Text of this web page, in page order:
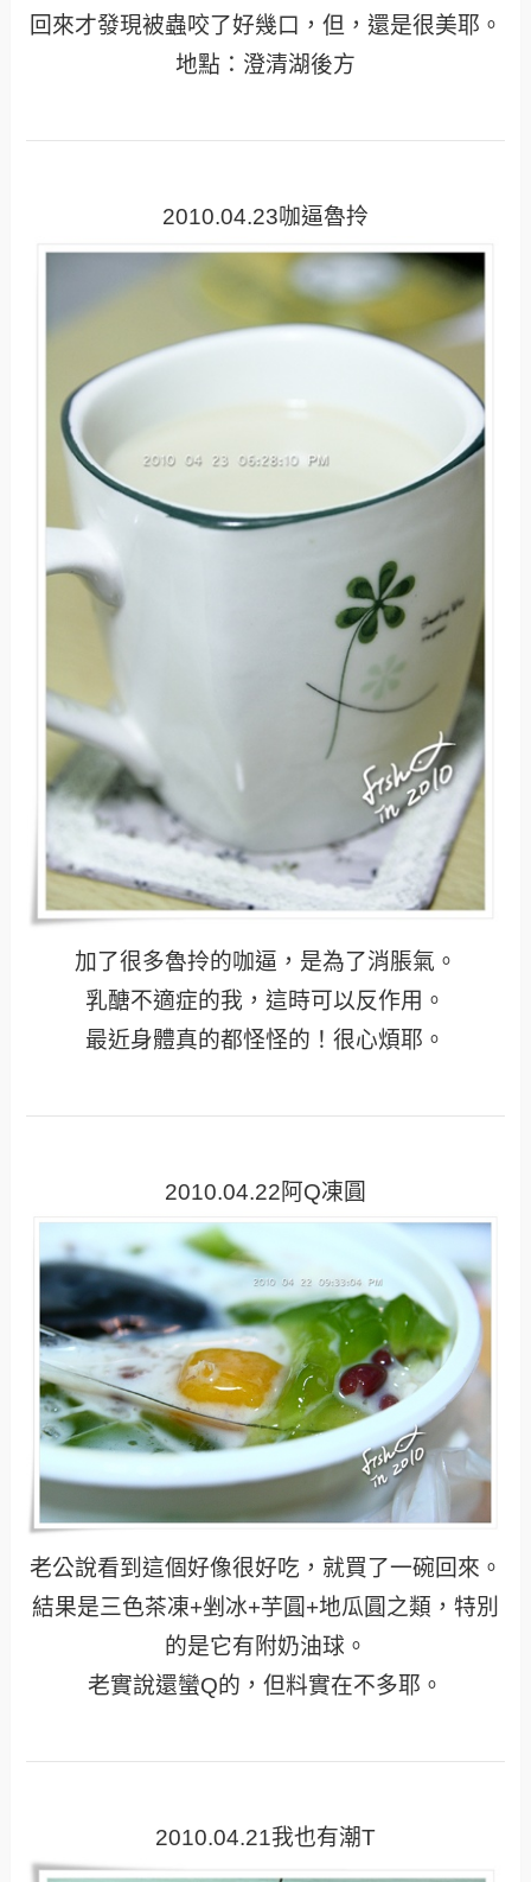
回來才發現被蟲咬了好幾口，但，還是很美耶。
地點：澄清湖後方
2010.04.23咖逼魯拎
加了很多魯拎的咖逼，是為了消脹氣。
乳醣不適症的我，這時可以反作用。
最近身體真的都怪怪的！很心煩耶。
2010.04.22阿Q凍圓
老公說看到這個好像很好吃，就買了一碗回來。
結果是三色茶凍+剉冰+芋圓+地瓜圓之類，特別
的是它有附奶油球。
老實說還蠻Q的，但料實在不多耶。
2010.04.21我也有潮T